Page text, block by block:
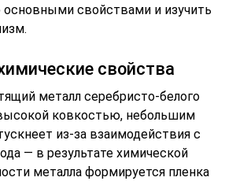
основными свойствами и изучить
свойства
металл серебристо-белого
ковкостью, небольшим
из-за взаимодействия с
— в результате химической
металла формируется пленка